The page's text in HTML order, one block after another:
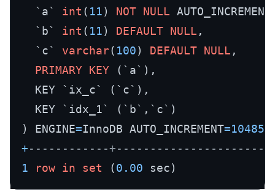
  `a`
int ( 11) NOT NULL
  `b`
int ( 11) DEFAULT NULL ,
  `c`
varchar( 100) DEFAULT NULL ,
PRIMARY KEY (`a`),
  KEY `ix_c` (`c`),
  KEY `idx_1` (`b`,`c`)
) ENGINE=InnoDB AUTO_INCREMENT=
+------------
1
row in set (0.00 sec)